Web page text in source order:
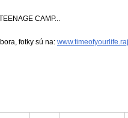
CAMP...
fotky sú na: